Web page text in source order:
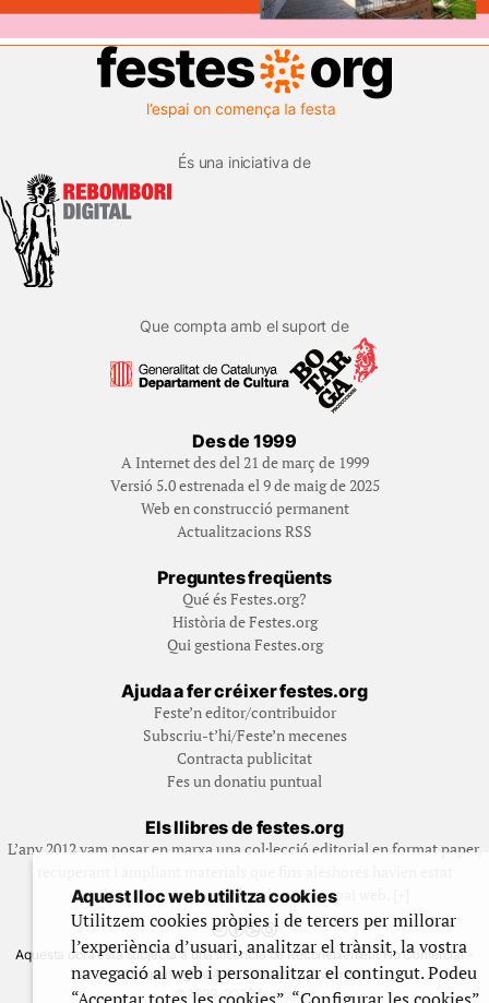
És una iniciativa de
Que compta amb el suport de
Des de 1999
A Internet des del 21 de març de 1999
Versió 5.0 estrenada el 9 de maig de 2025
Web en construcció permanent
Actualitzacions RSS
Preguntes freqüents
Qué és Festes.org?
Història de Festes.org
Qui gestiona Festes.org
Ajuda a fer créixer festes.org
Feste’n editor/contribuidor
Subscriu-t’hi/Feste’n mecenes
Contracta publicitat
Fes un donatiu puntual
Els llibres de festes.org
L’any 2012 vam posar en marxa una col·lecció editorial en format paper,
exclusivament accessibles al nostre espai web. [+]
Aquesta obra està subjecta a una llicència de Reconeixement No Comercial -
CompartirIgual 4.0 de Creative Commons
© 1999-2026 festes.org
Aquest lloc web utilitza cookies
Utilitzem cookies pròpies i de tercers per millorar
l’experiència d’usuari, analitzar el trànsit, la vostra
navegació al web i personalitzar el contingut. Podeu